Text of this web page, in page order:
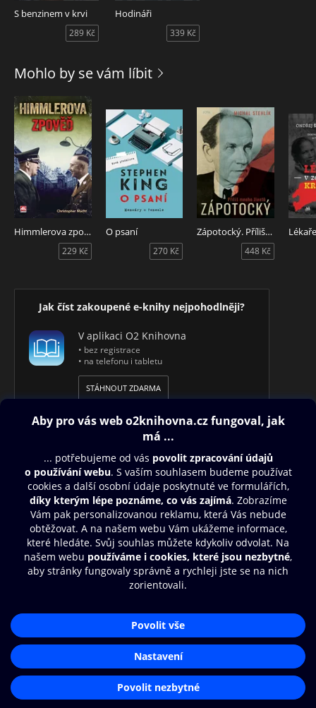
S benzinem v krvi
289 Kč
Hodináři
339 Kč
Mohlo by se vám líbit
Himmlerova zpověď
229 Kč
O psaní
270 Kč
Zápotocký. Příliš mnoho životů
448 Kč
Jak číst zakoupené e-knihy nejpohodlněji?
V aplikaci O2 Knihovna
• bez registrace
• na telefonu i tabletu
STÁHNOUT ZDARMA
Obsah ke stažení
Moje O2 Knihovna
Další zábava
Nákupní řád
Přístupnost
Zásady zpracování osobních údajů
Cookies
Nastavení cookies
Aplikace O2 Knihovna
Čti a poslouchej své e-knihy a
audioknihy rychleji a pohodlněji.